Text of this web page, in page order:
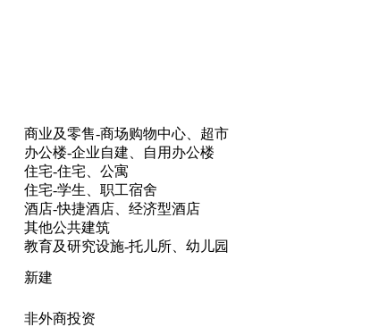
商业及零售-商场购物中心、超市
办公楼-企业自建、自用办公楼
住宅-住宅、公寓
住宅-学生、职工宿舍
酒店-快捷酒店、经济型酒店
其他公共建筑
教育及研究设施-托儿所、幼儿园
新建
非外商投资